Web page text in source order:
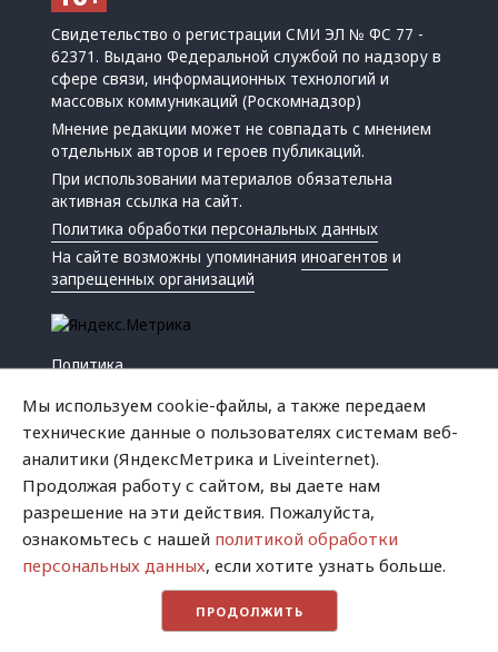
Свидетельство о регистрации СМИ ЭЛ № ФС 77 -
62371. Выдано Федеральной службой по надзору в
сфере связи, информационных технологий и
массовых коммуникаций (Роскомнадзор)
Мнение редакции может не совпадать с мнением
отдельных авторов и героев публикаций.
При использовании материалов обязательна
активная ссылка на сайт.
Политика обработки персональных данных
На сайте возможны упоминанияиноагентов и
запрещенных организаций
Политика
Успех
Хватит это терпеть
Мы используем cookie-файлы, а также передаем
технические данные о пользователях системам веб-
аналитики (ЯндексМетрика и Liveinternet).
Продолжая работу с сайтом, вы даете нам
разрешение на эти действия. Пожалуйста,
ознакомьтесь с нашей политикой обработки
персональных данных, если хотите узнать больше.
ПРОДОЛЖИТЬ